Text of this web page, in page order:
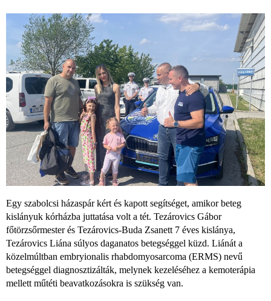
Egy szabolcsi házaspár kért és kapott segítséget, amikor beteg
kislányuk kórházba juttatása volt a tét. Tezárovics Gábor
főtörzsőrmester és Tezárovics-Buda Zsanett 7 éves kislánya,
Tezárovics Liána súlyos daganatos betegséggel küzd. Liánát a
közelmúltban embryionalis rhabdomyosarcoma (ERMS) nevű
betegséggel diagnosztizálták, melynek kezeléséhez a kemoterápia
mellett műtéti beavatkozásokra is szükség van.